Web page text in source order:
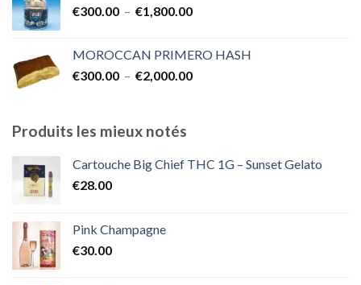
à
€300.00 – €1,800.00Plage
€300.00
à
MOROCCAN PRIMERO HASH
€300.00 – €2,000.00Plage
€2,000.00
Produits les mieux notés
Cartouche Big Chief THC 1G – Sunset Gelato
€28.00
Pink Champagne
€30.00